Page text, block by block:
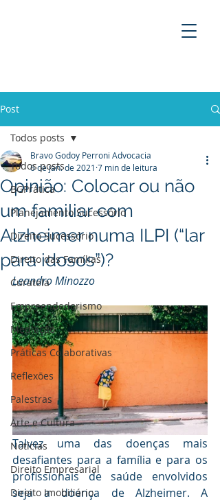
Post
Todos posts
BGPrática
Planejamento Sucessório
Direito Sucessório
Direito das Famílias
Curatela
Empreendedorismo
Mediaçāo
Práticas Colaborativas
Reflexões
Palestras
Arte e Cultura
Notícias
Direito Empresarial
Direito Imobiliário
Todos posts
Opinião: Colocar ou não
um familiar com
Alzheimer numa ILPI (“lar
para idosos”)?
Bravo Godoy Perroni Advocacia
6 de jan. de 2021 7 min de leitura
Leandro Minozzo
Talvez uma das doenças mais
desafiantes para a família e para os
profissionais de saúde envolvidos
seja a doença de Alzheimer. A